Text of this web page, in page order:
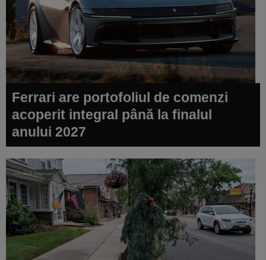
Ferrari are portofoliul de comenzi
acoperit integral până la finalul
anului 2027